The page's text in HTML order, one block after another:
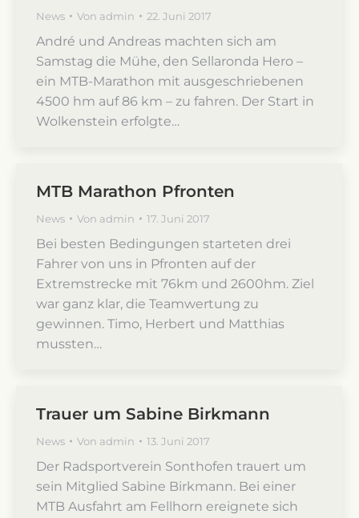
News Von admin 22. Juni 2017
André und Andreas machten sich am
Samstag die Mühe, den Sellaronda Hero –
ein MTB-Marathon mit ausgeschriebenen
4500 hm auf 86 km – zu fahren. Der Start in
Wolkenstein erfolgte…
MTB Marathon Pfronten
News Von admin 17. Juni 2017
Bei besten Bedingungen starteten drei
Fahrer von uns in Pfronten auf der
Extremstrecke mit 76km und 2600hm. Ziel
war ganz klar, die Teamwertung zu
gewinnen. Timo, Herbert und Matthias
mussten…
Trauer um Sabine Birkmann
News Von admin 13. Juni 2017
Der Radsportverein Sonthofen trauert um
sein Mitglied Sabine Birkmann. Bei einer
MTB Ausfahrt am Fellhorn ereignete sich